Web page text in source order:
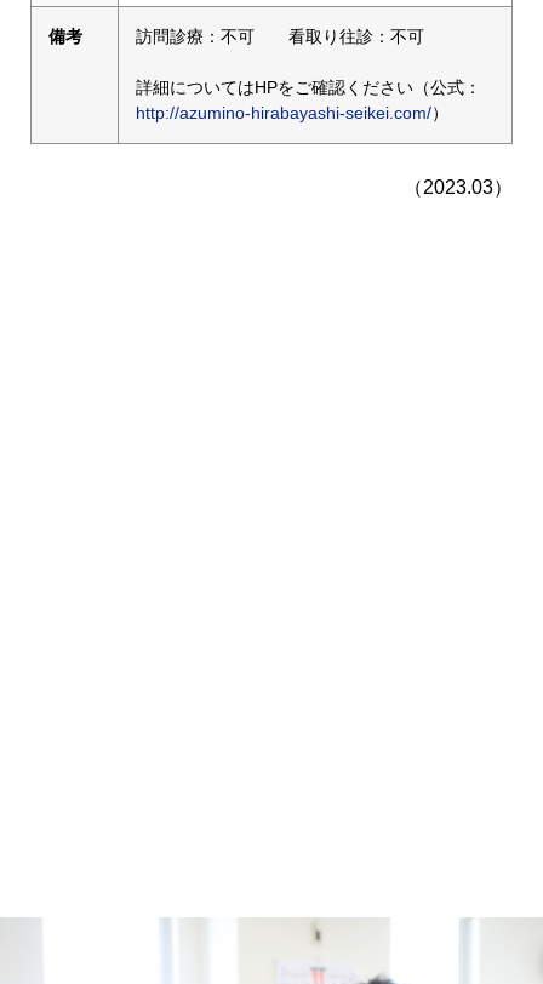
備考 訪問診療：不可 看取り往診：不可
詳細についてはHPをご確認ください（公式：
http://azumino-hirabayashi-seikei.com/）
（2023.03）